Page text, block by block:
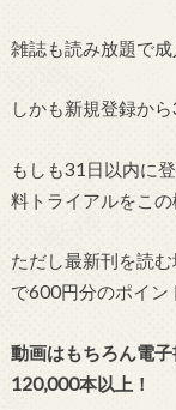
雑誌も読み放題で
しかも新規登録か
もしも31日以内に
料トライアルをこ
ただし最新刊を読
で600円分のポイン
動画はもちろん電
120,000本以上！